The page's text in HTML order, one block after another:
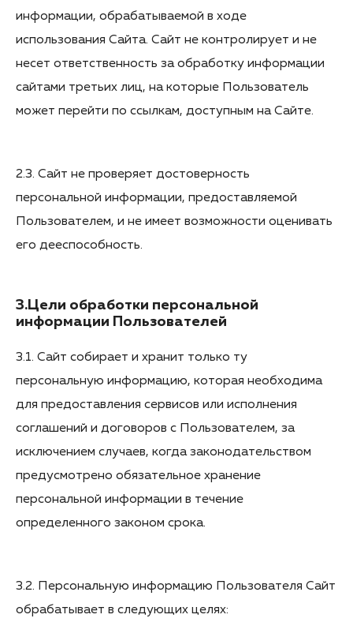
информации, обрабатываемой в ходе
использования Сайта. Сайт не контролирует и не
несет ответственность за обработку информации
сайтами третьих лиц, на которые Пользователь
может перейти по ссылкам, доступным на Сайте.
2.3. Сайт не проверяет достоверность
персональной информации, предоставляемой
Пользователем, и не имеет возможности оценивать
его дееспособность.
3.Цели обработки персональной
информации Пользователей
3.1. Сайт собирает и хранит только ту
персональную информацию, которая необходима
для предоставления сервисов или исполнения
соглашений и договоров с Пользователем, за
исключением случаев, когда законодательством
предусмотрено обязательное хранение
персональной информации в течение
определенного законом срока.
3.2. Персональную информацию Пользователя Сайт
обрабатывает в следующих целях: